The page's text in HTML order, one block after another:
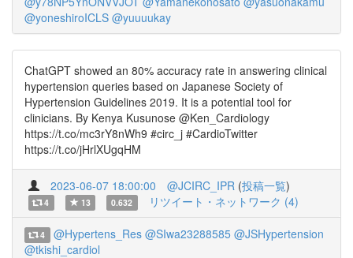
@yoneshiroICLS @yuuuukay
ChatGPT showed an 80% accuracy rate in answering clinical
hypertension queries based on Japanese Society of
Hypertension Guidelines 2019. It is a potential tool for
clinicians. By Kenya Kusunose @Ken_Cardiology
https://t.co/mc3rY8nWh9 #circ_j #CardioTwitter
https://t.co/jHrlXUgqHM
2023-06-07 18:00:00 @JCIRC_IPR (投稿一覧)
4 13 0.632 リツイート・ネットワーク (4)
4 @Hypertens_Res @SIwa23288585 @JSHypertension
@tkishi_cardiol